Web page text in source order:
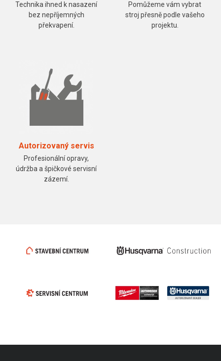
Technika ihned k nasazení
bez nepříjemných
překvapení.
Pomůžeme vám vybrat
stroj přesně podle vašeho
projektu.
Autorizovaný servis
Profesionální opravy,
údržba a špičkové servisní
zázemí.